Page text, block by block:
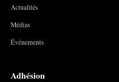
Actualités
Médias
Événements
Adhésion